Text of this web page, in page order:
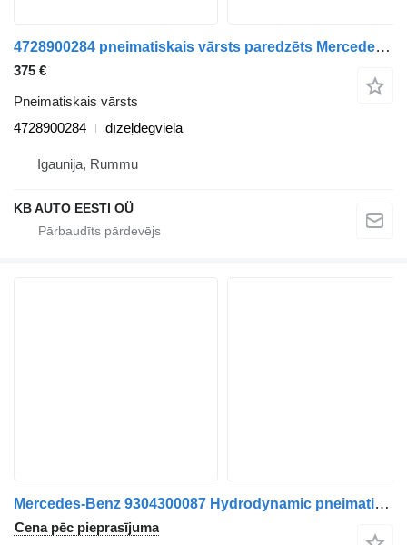
4728900284 pneimatiskais vārsts paredzēts Mercedes-Benz Actros MP4 Antos Arocs (2012-) kravas automašīnas
375 €
Pneimatiskais vārsts
4728900284
dīzeļdegviela
Igaunija, Rummu
KB AUTO EESTI OÜ
Mercedes-Benz 9304300087 Hydrodynamic pneimatiskais vārsts paredzēts Mercedes-Benz Actros MP2 MP3 kravas automašīnas
Cena pēc pieprasījuma